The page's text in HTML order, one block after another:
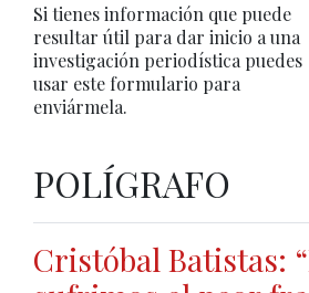
Si tienes información que puede
resultar útil para dar inicio a una
investigación periodística puedes
usar este formulario para
enviármela.
POLÍGRAFO
Cristóbal Batistas: